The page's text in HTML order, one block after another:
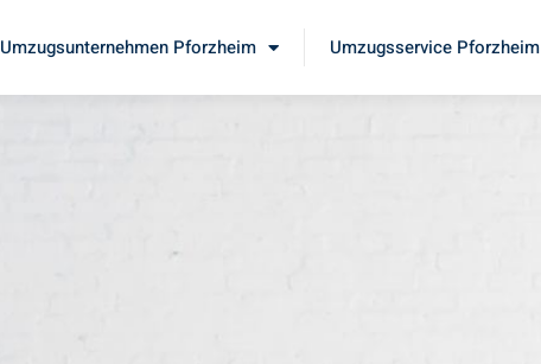
Umzugsunternehmen Pforzheim Umzugsservice Pforzheim